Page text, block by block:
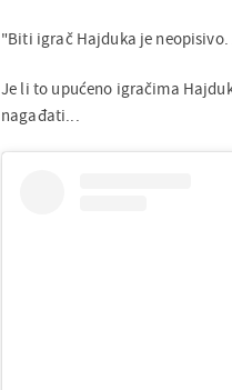
"Biti igrač Hajduka je
Je li to upućeno igračima
nagađati...